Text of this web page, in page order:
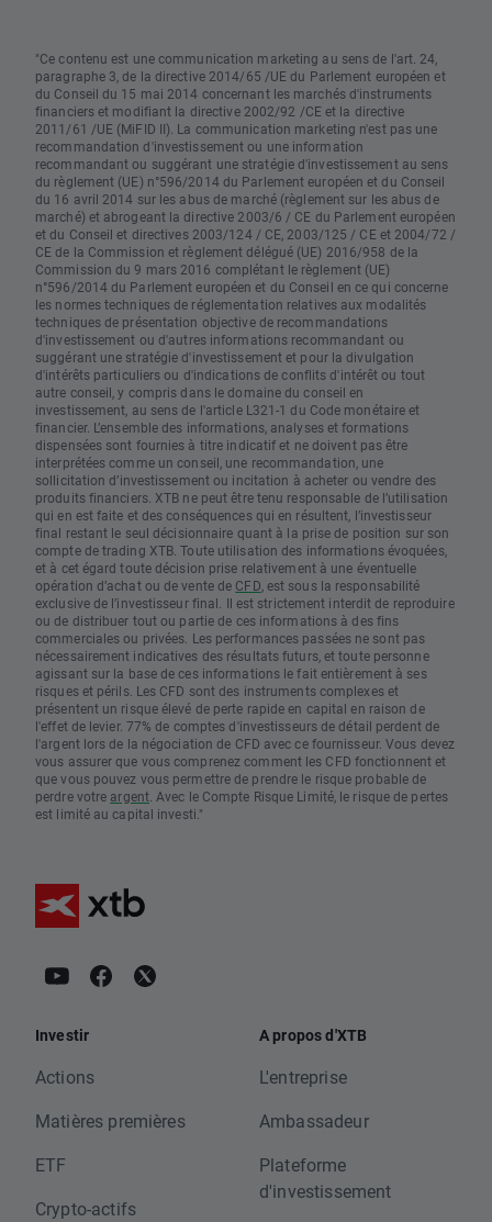
"Ce contenu est une communication marketing au sens de l'art. 24,
paragraphe 3, de la directive 2014/65 /UE du Parlement européen et
du Conseil du 15 mai 2014 concernant les marchés d'instruments
financiers et modifiant la directive 2002/92 /CE et la directive
2011/61 /UE (MiFID II). La communication marketing n'est pas une
recommandation d'investissement ou une information
recommandant ou suggérant une stratégie d'investissement au sens
du règlement (UE) n°596/2014 du Parlement européen et du Conseil
du 16 avril 2014 sur les abus de marché (règlement sur les abus de
marché) et abrogeant la directive 2003/6 / CE du Parlement européen
et du Conseil et directives 2003/124 / CE, 2003/125 / CE et 2004/72 /
CE de la Commission et règlement délégué (UE) 2016/958 de la
Commission du 9 mars 2016 complétant le règlement (UE)
n°596/2014 du Parlement européen et du Conseil en ce qui concerne
les normes techniques de réglementation relatives aux modalités
techniques de présentation objective de recommandations
d'investissement ou d'autres informations recommandant ou
suggérant une stratégie d'investissement et pour la divulgation
d'intérêts particuliers ou d'indications de conflits d'intérêt ou tout
autre conseil, y compris dans le domaine du conseil en
investissement, au sens de l'article L321-1 du Code monétaire et
financier. L’ensemble des informations, analyses et formations
dispensées sont fournies à titre indicatif et ne doivent pas être
interprétées comme un conseil, une recommandation, une
sollicitation d’investissement ou incitation à acheter ou vendre des
produits financiers. XTB ne peut être tenu responsable de l’utilisation
qui en est faite et des conséquences qui en résultent, l’investisseur
final restant le seul décisionnaire quant à la prise de position sur son
compte de trading XTB. Toute utilisation des informations évoquées,
et à cet égard toute décision prise relativement à une éventuelle
opération d’achat ou de vente de CFD, est sous la responsabilité
exclusive de l’investisseur final. Il est strictement interdit de reproduire
ou de distribuer tout ou partie de ces informations à des fins
commerciales ou privées. Les performances passées ne sont pas
nécessairement indicatives des résultats futurs, et toute personne
agissant sur la base de ces informations le fait entièrement à ses
risques et périls. Les CFD sont des instruments complexes et
présentent un risque élevé de perte rapide en capital en raison de
l'effet de levier. 77% de comptes d'investisseurs de détail perdent de
l'argent lors de la négociation de CFD avec ce fournisseur. Vous devez
vous assurer que vous comprenez comment les CFD fonctionnent et
que vous pouvez vous permettre de prendre le risque probable de
perdre votre argent. Avec le Compte Risque Limité, le risque de pertes
est limité au capital investi."
Investir
Actions
Matières premières
ETF
Crypto-actifs
A propos d'XTB
L'entreprise
Ambassadeur
Plateforme
d'investissement